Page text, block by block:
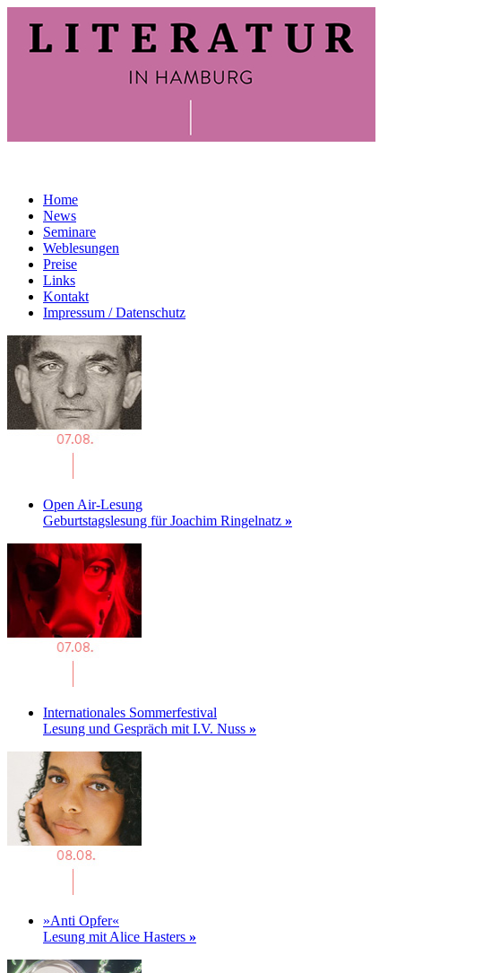
Home
News
Seminare
Weblesungen
Preise
Links
Kontakt
Impressum / Datenschutz
Open Air-Lesung
Geburtstagslesung für Joachim Ringelnatz »
Internationales Sommerfestival
Lesung und Gespräch mit I.V. Nuss »
»Anti Opfer«
Lesung mit Alice Hasters »